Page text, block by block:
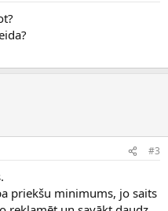
#3
priekšu minimums, jo saits